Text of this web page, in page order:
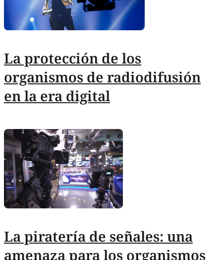
La protección de los
organismos de radiodifusión
en la era digital
La piratería de señales: una
amenaza para los organismos